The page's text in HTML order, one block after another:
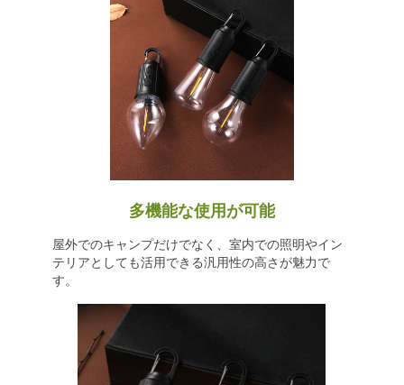
多機能な使用が可能
屋外でのキャンプだけでなく、室内での照明やイン
テリアとしても活用できる汎用性の高さが魅力で
す。